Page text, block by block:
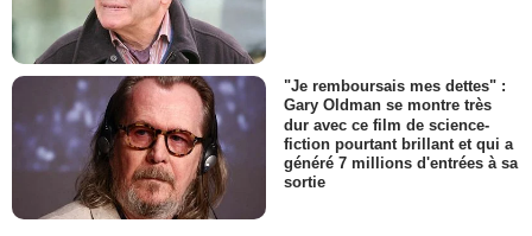
"Je remboursais mes dettes" :
Gary Oldman se montre très
dur avec ce film de science-
fiction pourtant brillant et qui a
généré 7 millions d'entrées à sa
sortie